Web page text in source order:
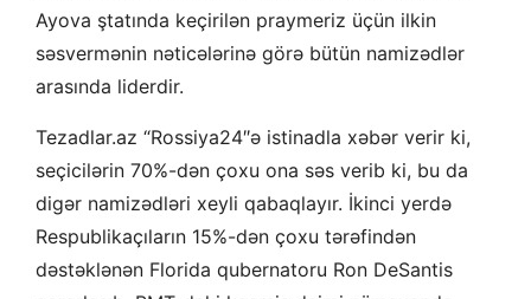
Ayova ştatında keçirilən praymeriz üçün ilkin
səsvermənin nəticələrinə görə bütün namizədlər
arasında liderdir.
Tezadlar.az “Rossiya24″ə istinadla xəbər verir ki,
seçicilərin 70%-dən çoxu ona səs verib ki, bu da
digər namizədləri xeyli qabaqlayır. İkinci yerdə
Respublikaçıların 15%-dən çoxu tərəfindən
dəstəklənən Florida qubernatoru Ron DeSantis